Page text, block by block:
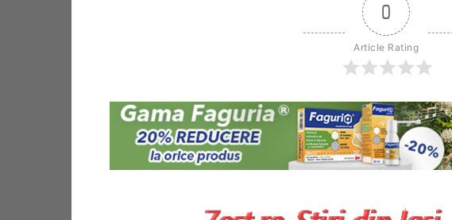
0
Article Rating